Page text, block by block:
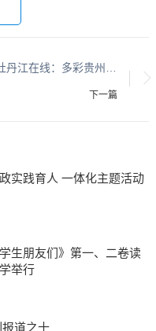
下一篇
清镇市开展大中小学思政实践育人 一体化主题活动
生朋友们》第一、二卷读
举行
道之十